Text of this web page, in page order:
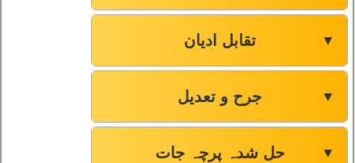
تقابل ادیان ▼
جرح و تعدیل ▼
حل شدہ پرچہ جات ▼